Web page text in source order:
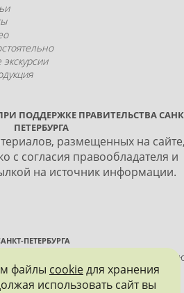
ПОДДЕРЖКЕ ПРАВИТЕЛЬСТВА
ПЕТЕРБУРГА
размещенных на
с согласия правообладателя и
на источник информации.
ПЕТЕРБУРГА
КОНТРОЛЮ,
ИСТОРИИ И КУЛЬТУРЫ
файлы cookieдля хранения
использовать сайт вы